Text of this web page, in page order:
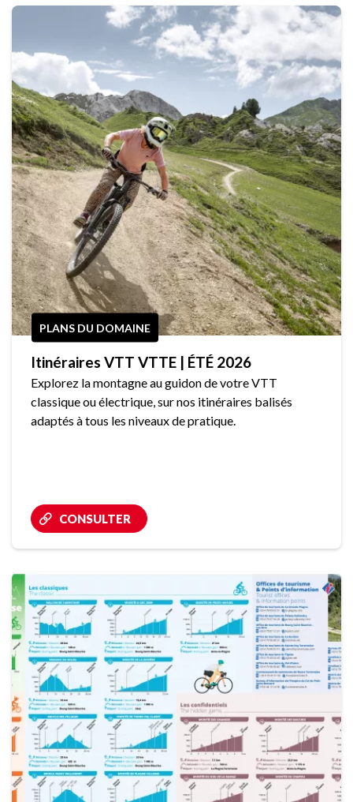
PLANS DU DOMAINE
Itinéraires VTT VTTE | ÉTÉ 2026
Explorez la montagne au guidon de votre VTT
classique ou électrique, sur nos itinéraires balisés
adaptés à tous les niveaux de pratique.
CONSULTER